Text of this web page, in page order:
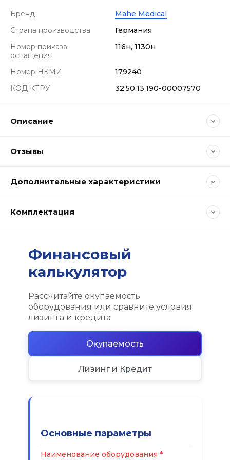
Бренд
Mahe Medical
Страна производства
Германия
Номер приказа
оснащения
116н, 1130н
Номер НКМИ
179240
КОД КТРУ
32.50.13.190-00007570
Описание
Отзывы
Дополнительные характеристики
Комплектация
Финансовый
калькулятор
Рассчитайте окупаемость
оборудования или сравните условия
лизинга и кредита
Окупаемость
Лизинг и Кредит
Основные параметры
Наименование оборудования